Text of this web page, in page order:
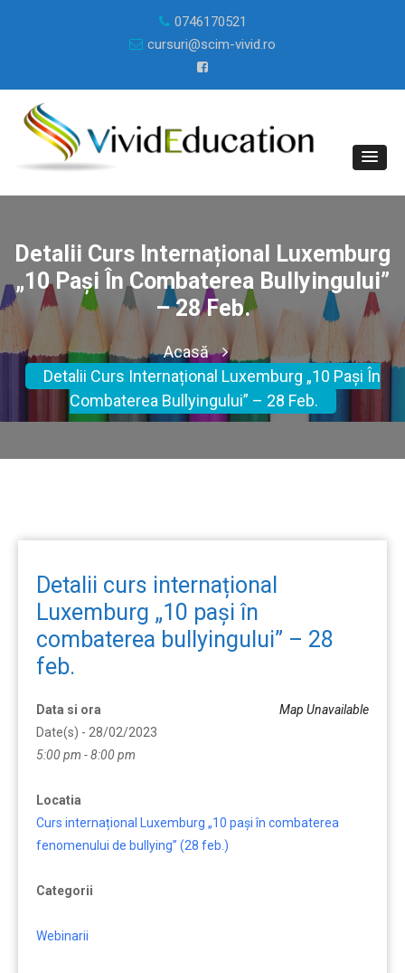
0746170521
cursuri@scim-vivid.ro
Detalii Curs Internațional Luxemburg
„10 Pași În Combaterea Bullyingului”
– 28 Feb.
Acasă
Detalii Curs Internațional Luxemburg „10 Pași În
Combaterea Bullyingului” – 28 Feb.
Detalii curs internațional
Luxemburg „10 pași în
combaterea bullyingului” – 28
feb.
Map Unavailable
Data si ora
Date(s) - 28/02/2023
5:00 pm - 8:00 pm
Locatia
Curs internațional Luxemburg „10 pași în combaterea
fenomenului de bullying” (28 feb.)
Categorii
Webinarii